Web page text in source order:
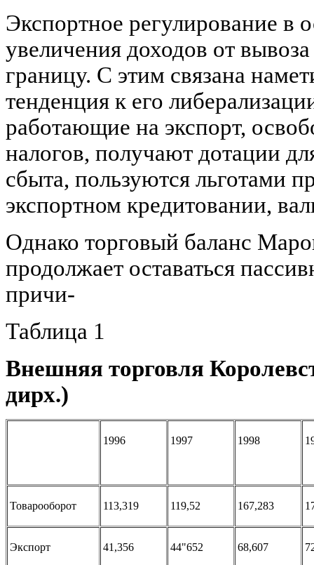
Экспортное регулирование в
увеличения доходов от
границу. С этим связана
тенденция к его
работающие на экспорт,
налогов, получают дотации
сбыта, пользуются льготами
экспортном кредитовании,
Однако торговый баланс
продолжает оставаться
причи-
Таблица 1
Внешняя торговля
дирх.)
1996 1997 1998
Товарооборот 113,319 119,52 167,283
Экспорт 41,356 44"652 68,607